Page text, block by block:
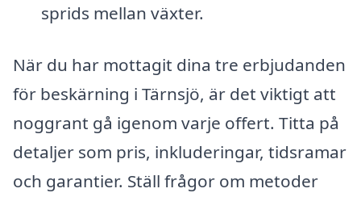
sprids mellan växter.
När du har mottagit dina tre erbjudanden
för beskärning i Tärnsjö, är det viktigt att
noggrant gå igenom varje offert. Titta på
detaljer som pris, inkluderingar, tidsramar
och garantier. Ställ frågor om metoder